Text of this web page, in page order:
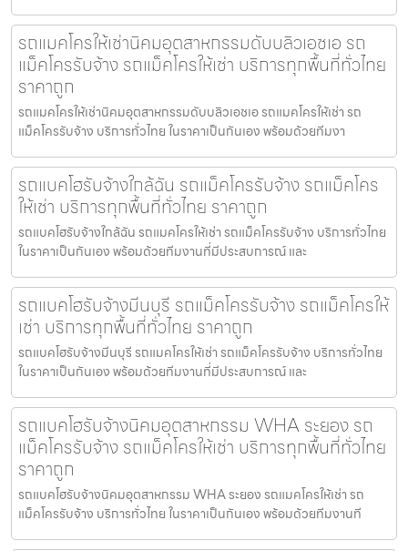
รถแมคโครให้เช่านิคมอุตสาหกรรมดับบลิวเอชเอ รถ
แม็คโครรับจ้าง รถแม็คโครให้เช่า บริการทุกพื้นที่ทั่วไทย
ราคาถูก
รถแมคโครให้เช่านิคมอุตสาหกรรมดับบลิวเอชเอ รถแมคโครให้เช่า รถ
แม็คโครรับจ้าง บริการทั่วไทย ในราคาเป็นกันเอง พร้อมด้วยทีมงา
รถแบคโฮรับจ้างใกล้ฉัน รถแม็คโครรับจ้าง รถแม็คโคร
ให้เช่า บริการทุกพื้นที่ทั่วไทย ราคาถูก
รถแบคโฮรับจ้างใกล้ฉัน รถแมคโครให้เช่า รถแม็คโครรับจ้าง บริการทั่วไทย
ในราคาเป็นกันเอง พร้อมด้วยทีมงานที่มีประสบการณ์ และ
รถแบคโฮรับจ้างมีนบุรี รถแม็คโครรับจ้าง รถแม็คโครให้
เช่า บริการทุกพื้นที่ทั่วไทย ราคาถูก
รถแบคโฮรับจ้างมีนบุรี รถแมคโครให้เช่า รถแม็คโครรับจ้าง บริการทั่วไทย
ในราคาเป็นกันเอง พร้อมด้วยทีมงานที่มีประสบการณ์ และ
รถแบคโฮรับจ้างนิคมอุตสาหกรรม WHA ระยอง รถ
แม็คโครรับจ้าง รถแม็คโครให้เช่า บริการทุกพื้นที่ทั่วไทย
ราคาถูก
รถแบคโฮรับจ้างนิคมอุตสาหกรรม WHA ระยอง รถแมคโครให้เช่า รถ
แม็คโครรับจ้าง บริการทั่วไทย ในราคาเป็นกันเอง พร้อมด้วยทีมงานที